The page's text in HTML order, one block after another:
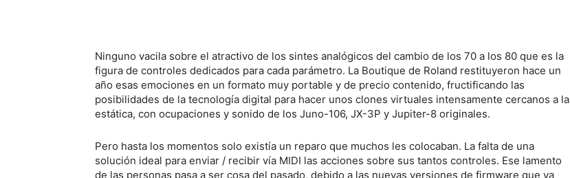
Ninguno vacila sobre el atractivo de los sintes analógicos del cambio de los 70 a los 80 que es la
figura de controles dedicados para cada parámetro. La Boutique de Roland restituyeron hace un
año esas emociones en un formato muy portable y de precio contenido, fructificando las
posibilidades de la tecnología digital para hacer unos clones virtuales intensamente cercanos a la
estática, con ocupaciones y sonido de los Juno-106, JX-3P y Jupiter-8 originales.
Pero hasta los momentos solo existía un reparo que muchos les colocaban. La falta de una
solución ideal para enviar / recibir vía MIDI las acciones sobre sus tantos controles. Ese lamento
de las personas pasa a ser cosa del pasado, debido a las nuevas versiones de firmware que ya